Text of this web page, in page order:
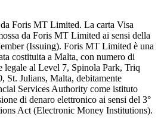
Foris MT Limited. La carta Visa
da Foris MT Limited ai sensi della
(Issuing). Foris MT Limited è una
costituita a Malta, con numero di
legale al Level 7, Spinola Park, Triq
Julians, Malta, debitamente
Services Authority come istituto
di denaro elettronico ai sensi del 3°
Act (Electronic Money Institutions).